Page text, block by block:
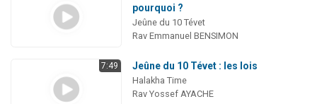
pourquoi ?
Jeûne du 10 Tévet
Rav Emmanuel BENSIMON
7:49 Jeûne du 10 Tévet : les lois
Halakha Time
Rav Yossef AYACHE